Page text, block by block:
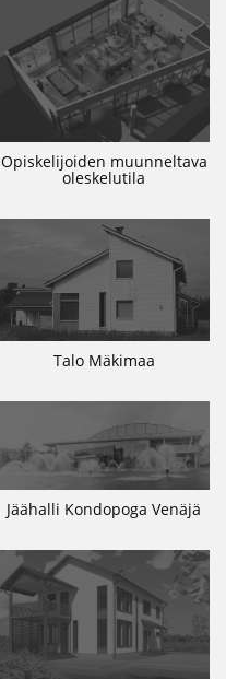
Opiskelijoiden muunneltava
oleskelutila
Talo Mäkimaa
Jäähalli Kondopoga Venäjä